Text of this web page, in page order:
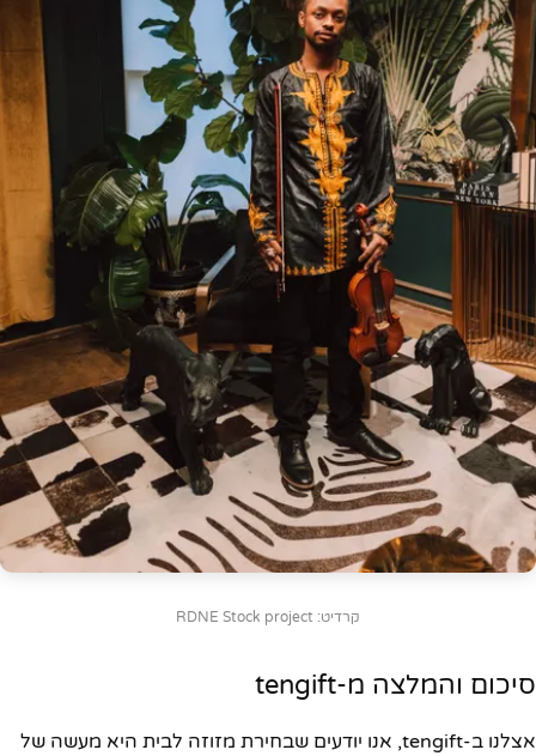
קרדיט: RDNE Stock project
סיכום והמלצה מ-tengift
אצלנו ב-tengift, אנו יודעים שבחירת מזוזה לבית היא מעשה של